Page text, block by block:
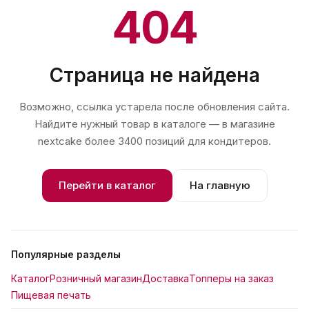
404
Страница не найдена
Возможно, ссылка устарела после обновления сайта.
Найдите нужный товар в каталоге — в магазине
nextcake более 3400 позиций для кондитеров.
Перейти в каталог На главную
Популярные разделы
КаталогРозничный магазинДоставкаТопперы на заказ
Пищевая печать